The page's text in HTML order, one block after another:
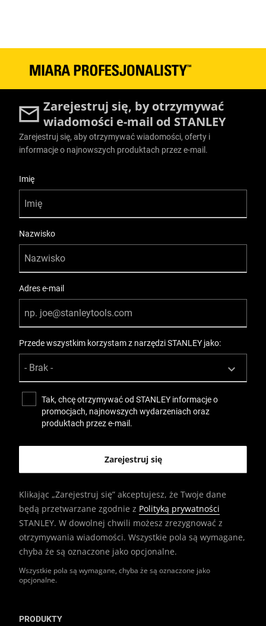
Zarejestruj się, by otrzymywać
wiadomości e-mail od STANLEY
Wszystkie pola są wymagane, chyba że są oznaczone jako
opcjonalne.
Zarejestruj się, aby otrzymywać wiadomości, oferty i
informacje o najnowszych produktach przez e-mail.
Imię
Nazwisko
Adres e-mail
Przede wszystkim korzystam z narzędzi STANLEY jako:
Tak, chcę otrzymywać od STANLEY informacje o
promocjach, najnowszych wydarzeniach oraz
produktach przez e-mail.
Klikając „Zarejestruj się” akceptujesz, że Twoje dane
będą przetwarzane zgodnie z Polityką prywatności
STANLEY. W dowolnej chwili możesz zrezygnować z
otrzymywania wiadomości. Wszystkie pola są wymagane,
chyba że są oznaczone jako opcjonalne.
PRODUKTY